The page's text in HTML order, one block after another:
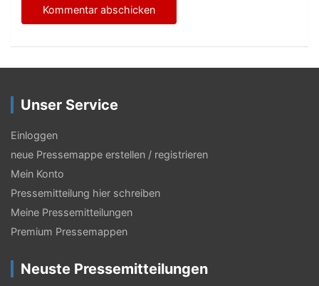
Unser Service
Einloggen
neue Pressemappe erstellen / registrieren
Mein Konto
Pressemitteilung hier schreiben
Meine Pressemitteilungen
Premium Pressemappen
Neuste Pressemitteilungen